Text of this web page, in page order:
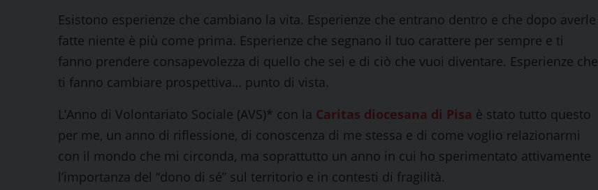
Esistono esperienze che cambiano la vita. Esperienze che entrano dentro e che dopo averle
fatte niente è più come prima. Esperienze che segnano il tuo carattere per sempre e ti
fanno prendere consapevolezza di quello che sei e di ciò che vuoi diventare. Esperienze che
ti fanno cambiare prospettiva… punto di vista.
L’Anno di Volontariato Sociale (AVS)* con la Caritas diocesana di Pisa è stato tutto questo
per me, un anno di riflessione, di conoscenza di me stessa e di come voglio relazionarmi
con il mondo che mi circonda, ma soprattutto un anno in cui ho sperimentato attivamente
l’importanza del “dono di sé” sul territorio e in contesti di fragilità.